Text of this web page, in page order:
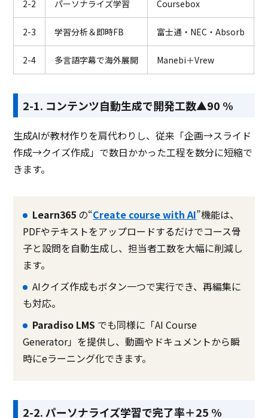
2-2 パーソナライズ学習 Coursebox
2-3 学習分析＆即時FB 富士通・NEC・Absorb
2-4 多言語字幕で海外展開 Manebi＋Vrew
2-1. コンテンツ自動生成で開発工数▲90 %
生成AIが教材作りを肩代わりし、従来「企画→スライド
作成→クイズ作成」で数日かかった工程を数分に短縮で
きます。
Learn365 の“Create course with AI”機能は、
PDFやテキストをアップロードするだけでコース骨
子と設問を自動生成し、担当者工数を大幅に削減し
ます。
AIクイズ作成もボタン一つで実行でき、再編集に
も対応。
Paradiso LMS でも同様に「AI Course
Generator」を提供し、動画やドキュメントから瞬
時にeラーニング化できます。
2-2. パーソナライズ学習で完了率＋25 %